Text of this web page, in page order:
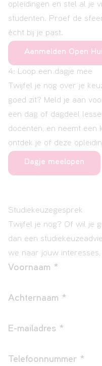
opleidingen en stel al je
studenten. Proef de
écht bij je past.
Aanmelden Open
4: Loop een dagje mee
Twijfel je nog over je
goed zit? Meld je aan
een dag of dagdeel
docenten, en neemt een
ontdek je of deze
Dagje meelopen
Studiekeuzegesprek
Twijfel je nog? Of wil je
dan een
we naar jouw
Voornaam *
Achternaam *
E-mailadres *
Telefoonnummer *